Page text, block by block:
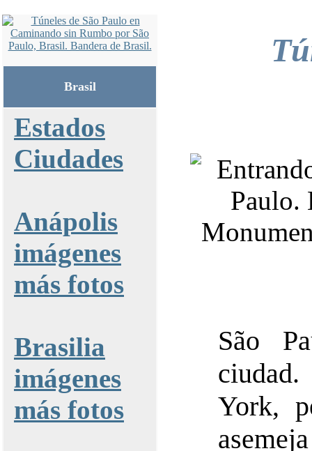
Brasil
Estados
Ciudades
Anápolis
imágenes
más fotos
Brasilia
imágenes
más fotos
São
York,